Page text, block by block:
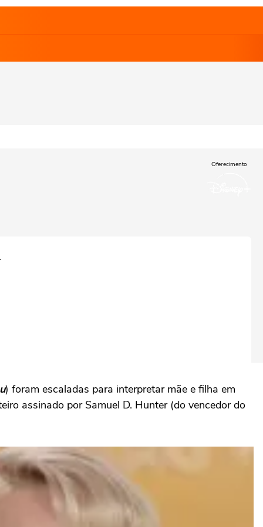
Oferecimento
) foram escaladas para interpretar mãe e filha em
assinado por Samuel D. Hunter (do vencedor do